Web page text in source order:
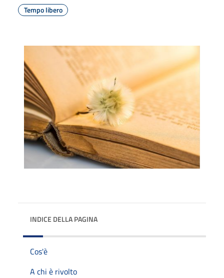
Tempo libero
INDICE DELLA PAGINA
Cos'è
A chi è rivolto